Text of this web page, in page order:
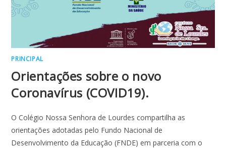
PRINCIPAL
Orientações sobre o novo
Coronavírus (COVID19).
O Colégio Nossa Senhora de Lourdes compartilha as
orientações adotadas pelo Fundo Nacional de
Desenvolvimento da Educação (FNDE) em parceria com o